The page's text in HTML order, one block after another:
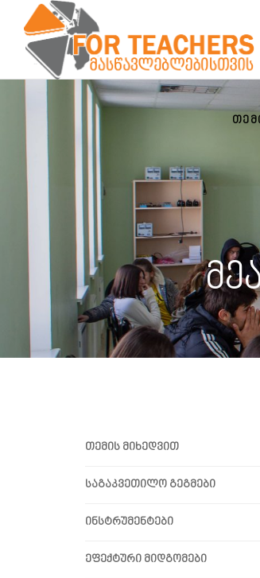
თემის მიხედვით
საგაკვეთილო გეგმები
ინსტრუმენტები
ეფექტური მიდგომები